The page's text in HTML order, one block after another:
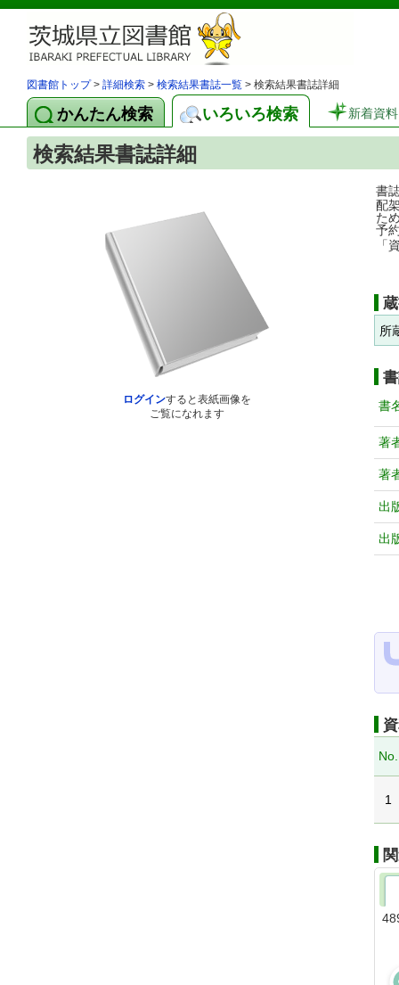
図書館トップ> 詳細検索 > 検索結果書誌一覧 > 検索結果書誌詳細
かんたん検索 いろいろ検索 新着資料
検索結果書誌詳細
ログインすると表紙画像を
ご覧になれます
書
配
た
予
「
所
書
著
著
出
出
No.
1